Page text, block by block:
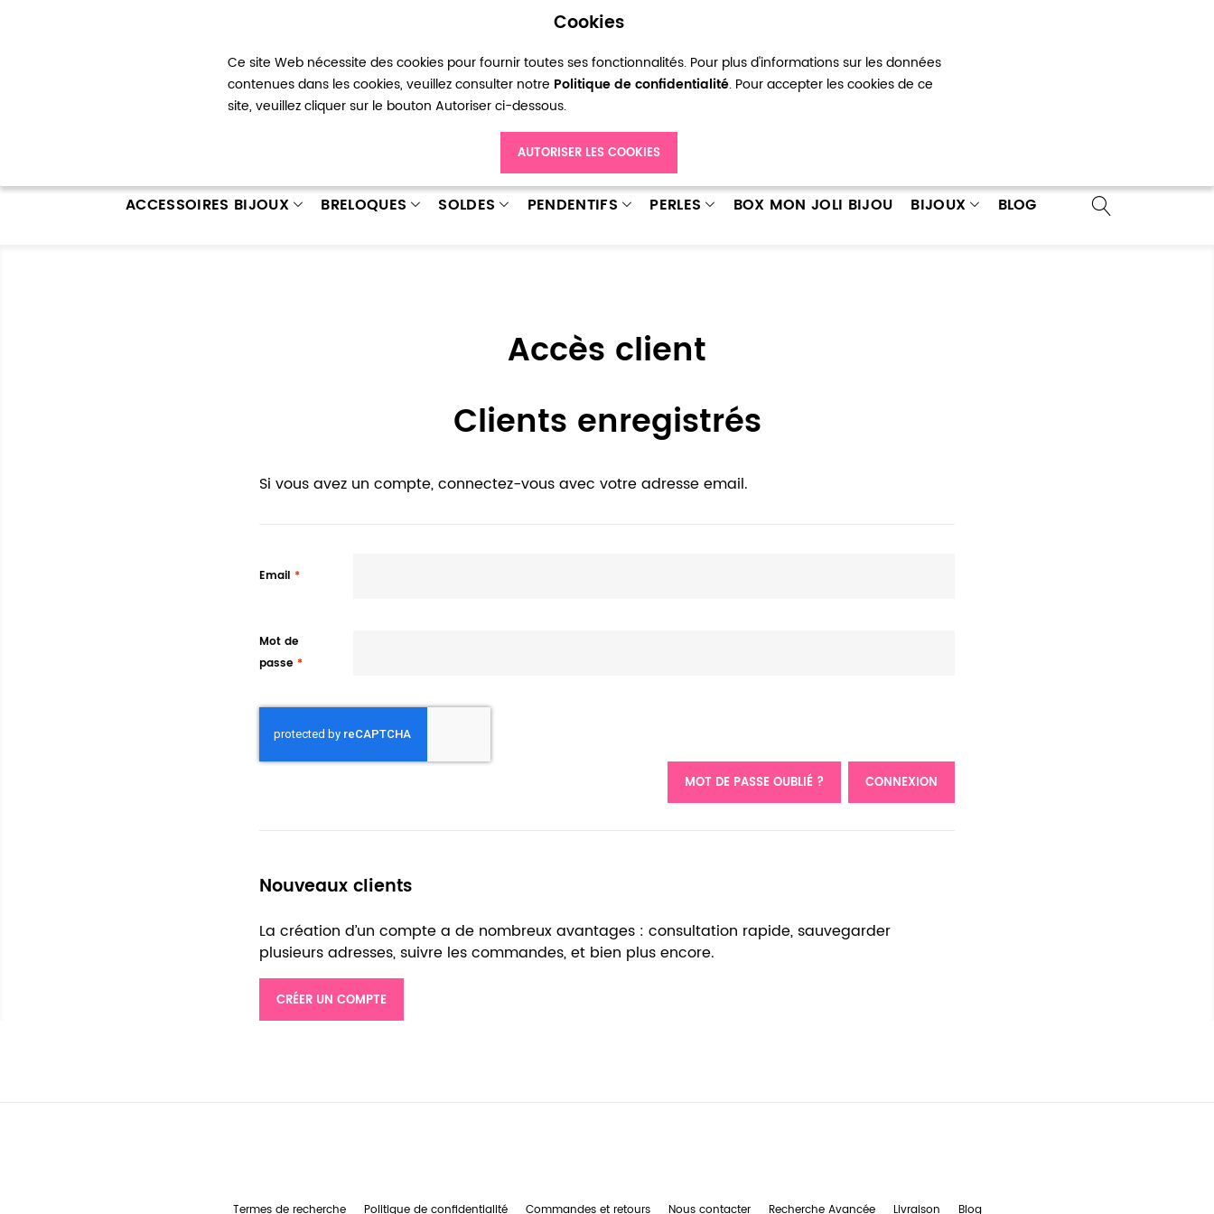
Cookies
Ce site Web nécessite des cookies pour fournir toutes ses fonctionnalités. Pour plus d'informations sur les données
contenues dans les cookies, veuillez consulter notre Politique de confidentialité. Pour accepter les cookies de ce
site, veuillez cliquer sur le bouton Autoriser ci-dessous.
AUTORISER LES COOKIES
Mon compte Ma liste d’envies Connexion Créer un compte
ACCESSOIRES BIJOUX BRELOQUES SOLDES PENDENTIFS PERLES BOX MON JOLI BIJOU BIJOUX BLOG
Accès client
Clients enregistrés
Si vous avez un compte, connectez-vous avec votre adresse email.
Email
Mot de
passe
CONNEXION
MOT DE PASSE OUBLIÉ ?
Nouveaux clients
La création d’un compte a de nombreux avantages : consultation rapide, sauvegarder
plusieurs adresses, suivre les commandes, et bien plus encore.
CRÉER UN COMPTE
Termes de recherche Politique de confidentialité Commandes et retours Nous contacter Recherche Avancée Livraison Blog